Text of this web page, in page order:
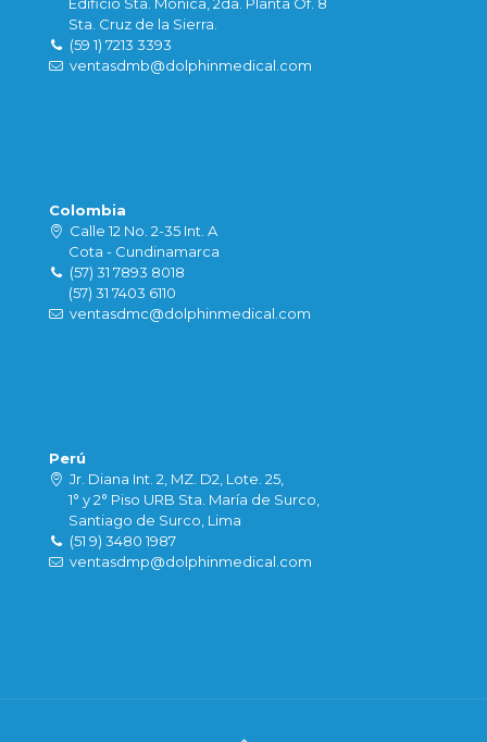
Edificio Sta. Monica, 2da. Planta Of. 8
Sta. Cruz de la Sierra.
(59 1) 7213 3393
ventasdmb@dolphinmedical.com
Colombia
Calle 12 No. 2-35 Int. A
Cota - Cundinamarca
(57) 31 7893 8018
(57) 31 7403 6110
ventasdmc@dolphinmedical.com
Perú
Jr. Diana Int. 2, MZ. D2, Lote. 25,
1° y 2° Piso URB Sta. María de Surco,
Santiago de Surco, Lima
(51 9) 3480 1987
ventasdmp@dolphinmedical.com